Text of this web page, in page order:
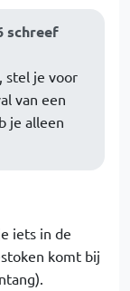
schreef
, stel je voor
van een
je alleen
iets in de
komt bij